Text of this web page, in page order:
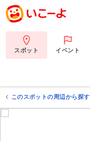
スポット イベント
このスポットの周辺から探す